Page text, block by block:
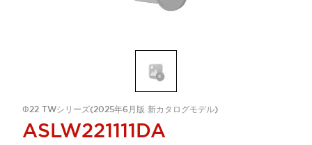
Φ22 TWシリーズ(2025年6月版 新カタログモデル)
ASLW221111DA